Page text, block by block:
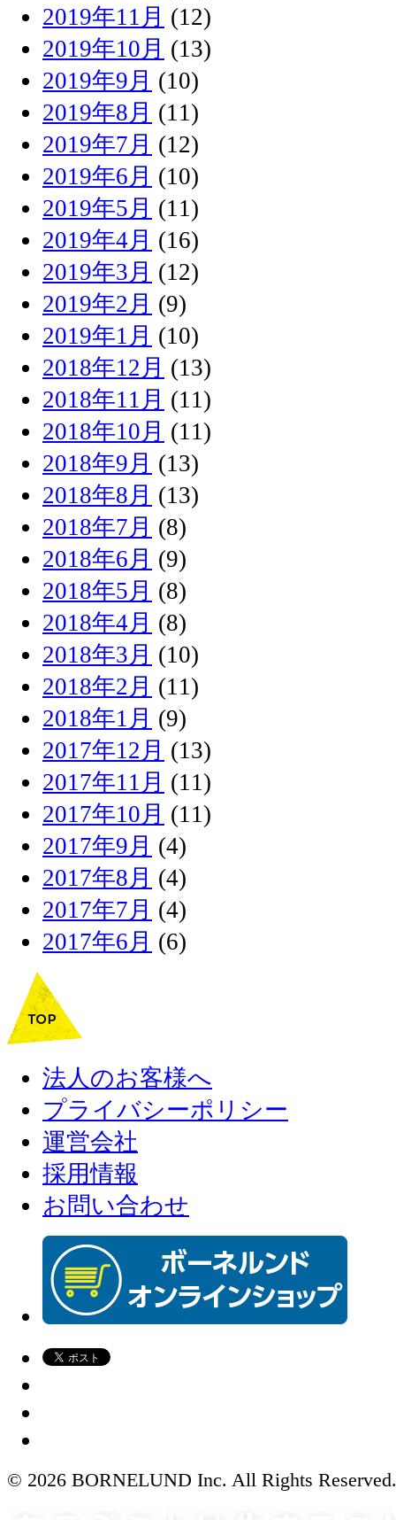
2019年11月 (12)
2019年10月 (13)
2019年9月 (10)
2019年8月 (11)
2019年7月 (12)
2019年6月 (10)
2019年5月 (11)
2019年4月 (16)
2019年3月 (12)
2019年2月 (9)
2019年1月 (10)
2018年12月 (13)
2018年11月 (11)
2018年10月 (11)
2018年9月 (13)
2018年8月 (13)
2018年7月 (8)
2018年6月 (9)
2018年5月 (8)
2018年4月 (8)
2018年3月 (10)
2018年2月 (11)
2018年1月 (9)
2017年12月 (13)
2017年11月 (11)
2017年10月 (11)
2017年9月 (4)
2017年8月 (4)
2017年7月 (4)
2017年6月 (6)
法人のお客様へ
プライバシーポリシー
運営会社
採用情報
お問い合わせ
© 2026 BORNELUND Inc. All Rights Reserved.